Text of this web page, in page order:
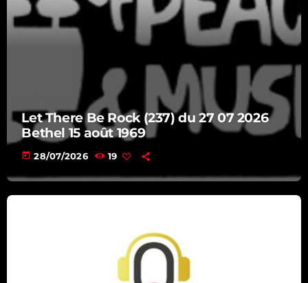
Let There Be Rock (237) du 27 07 2026
Bethel 15 août 1969
today 28/07/2026 19